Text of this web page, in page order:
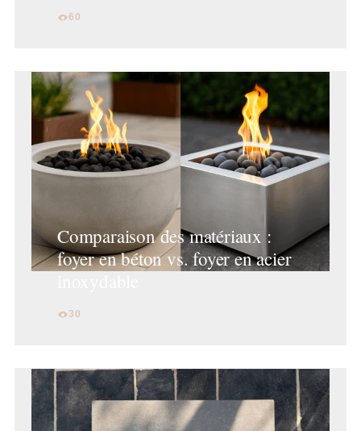
60
Comparaison des matériaux :
foyer en béton vs. foyer en acier
30